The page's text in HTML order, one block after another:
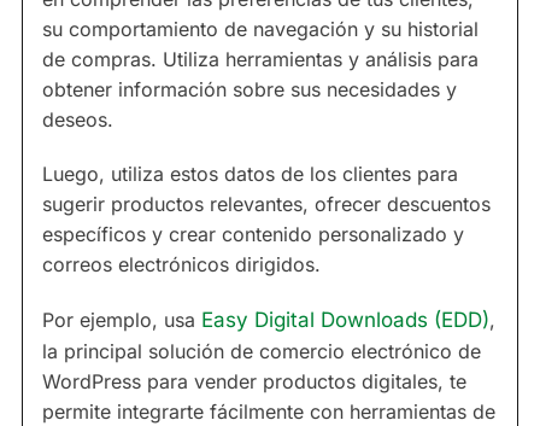
su comportamiento de navegación y su historial
de compras. Utiliza herramientas y análisis para
obtener información sobre sus necesidades y
deseos.
Luego, utiliza estos datos de los clientes para
sugerir productos relevantes, ofrecer descuentos
específicos y crear contenido personalizado y
correos electrónicos dirigidos.
Por ejemplo, usa Easy Digital Downloads (EDD),
la principal solución de comercio electrónico de
WordPress para vender productos digitales, te
permite integrarte fácilmente con herramientas de